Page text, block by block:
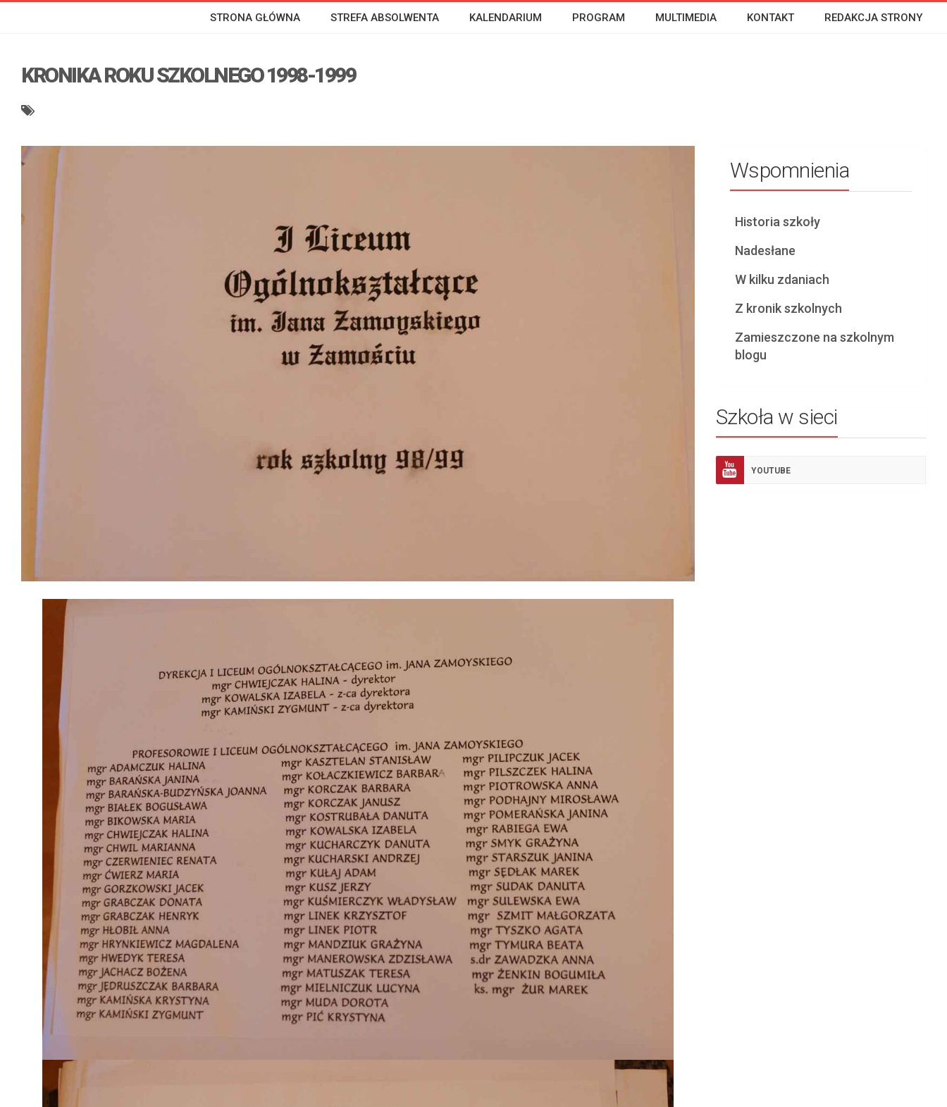
STRONA GŁÓWNA STREFA ABSOLWENTA KALENDARIUM PROGRAM MULTIMEDIA KONTAKT REDAKCJA STRONY
KRONIKA ROKU SZKOLNEGO 1998-1999
Wspomnienia
Historia szkoły
Nadesłane
W kilku zdaniach
Z kronik szkolnych
Zamieszczone na szkolnym
blogu
Szkoła w sieci
YOUTUBE